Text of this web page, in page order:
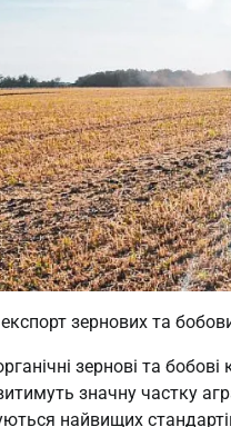
зернових та
зернові та
значну частку
найвищих